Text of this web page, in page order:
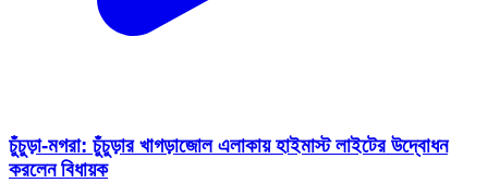
চুঁচুড়া-মগরা: চুঁচুড়ার খাগড়াজোল এলাকায় হাইমাস্ট লাইটের উদ্বোধন
করলেন বিধায়ক